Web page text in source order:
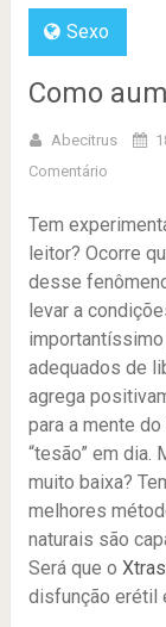
Sexo
Como
Abecitrus
Comentário
Tem
leitor? Ocorre
desse
levar a
importantíssimo
adequados de
agrega
para a mente
“tesão” em dia.
muito baixa?
melhores
naturais são
Será que o
disfunção erétil